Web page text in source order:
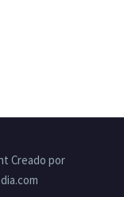
Creado por